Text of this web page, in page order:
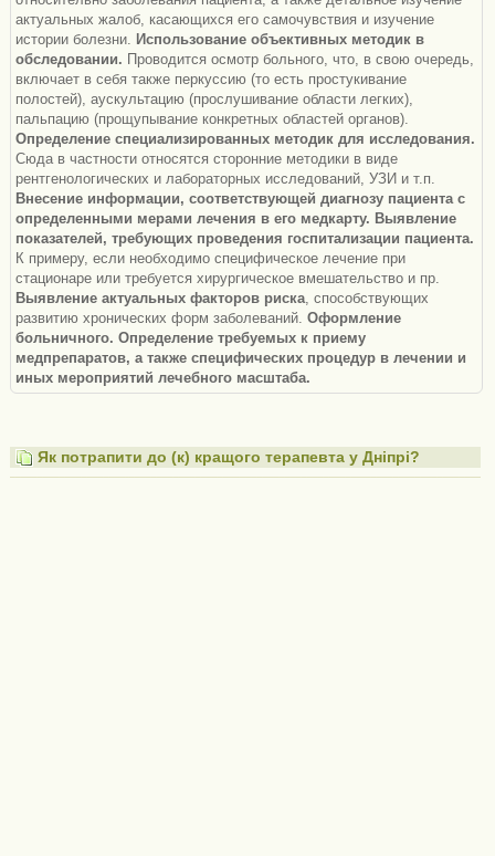
актуальных жалоб, касающихся его самочувствия и изучение
истории болезни. Использование объективных методик в
обследовании. Проводится осмотр больного, что, в свою очередь,
включает в себя также перкуссию (то есть простукивание
полостей), аускультацию (прослушивание области легких),
пальпацию (прощупывание конкретных областей органов).
Определение специализированных методик для исследования.
Сюда в частности относятся сторонние методики в виде
рентгенологических и лабораторных исследований, УЗИ и т.п.
Внесение информации, соответствующей диагнозу пациента с
определенными мерами лечения в его медкарту. Выявление
показателей, требующих проведения госпитализации пациента.
К примеру, если необходимо специфическое лечение при
стационаре или требуется хирургическое вмешательство и пр.
Выявление актуальных факторов риска , способствующих
развитию хронических форм заболеваний.Оформление
больничного. Определение требуемых к приему
медпрепаратов, а также специфических процедур в лечении и
иных мероприятий лечебного масштаба.
Як потрапити до (к) кращого терапевта у Дніпрі?